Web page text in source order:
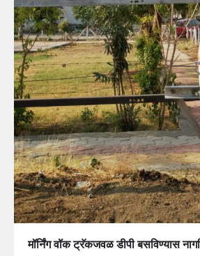
मॉर्निंग वॉक ट्रॅकजवळ डीपी बसविण्यास